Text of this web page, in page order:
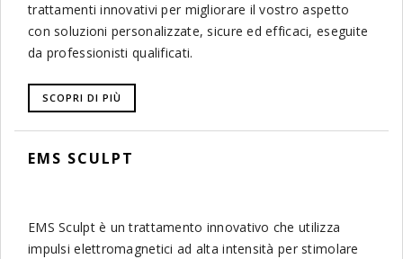
trattamenti innovativi per migliorare il vostro aspetto
con soluzioni personalizzate, sicure ed efficaci, eseguite
da professionisti qualificati.
SCOPRI DI PIÙ
EMS SCULPT
EMS Sculpt è un trattamento innovativo che utilizza
impulsi elettromagnetici ad alta intensità per stimolare